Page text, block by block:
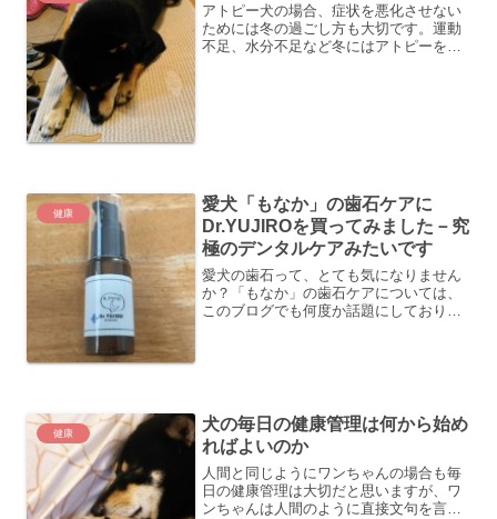
アトピー犬の場合、症状を悪化させない
ためには冬の過ごし方も大切です。運動
不足、水分不足など冬にはアトピーを悪
健康
愛犬「もなか」の歯石ケアに
Dr.YUJIROを買ってみました－究
極のデンタルケアみたいです
愛犬の歯石って、とても気になりません
か？「もなか」の歯石ケアについては、
このブログでも何度か話題にしており、
健康
犬の毎日の健康管理は何から始め
ればよいのか
人間と同じようにワンちゃんの場合も毎
日の健康管理は大切だと思いますが、ワ
ンちゃんは人間のように直接文句を言っ